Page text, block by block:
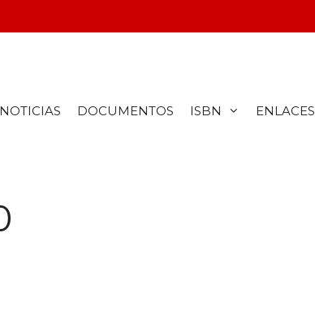
NOTICIAS DOCUMENTOS ISBN ENLACES